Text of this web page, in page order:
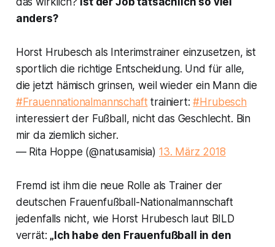
anders?
Horst Hrubesch als Interimstrainer einzusetzen, ist
sportlich die richtige Entscheidung. Und für alle,
die jetzt hämisch grinsen, weil wieder ein Mann die
#Frauennationalmannschafttrainiert:#Hrubesch
interessiert der Fußball, nicht das Geschlecht. Bin
mir da ziemlich sicher.
— Rita Hoppe (@natusamisia) 13. März 2018
Fremd ist ihm die neue Rolle als Trainer der
deutschen Frauenfußball-Nationalmannschaft
jedenfalls nicht, wie Horst Hrubesch laut BILD
verrät: „Ich habe den Frauenfußball in den